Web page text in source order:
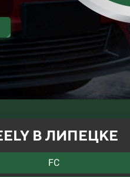
В ЛИПЕЦКЕ
FC